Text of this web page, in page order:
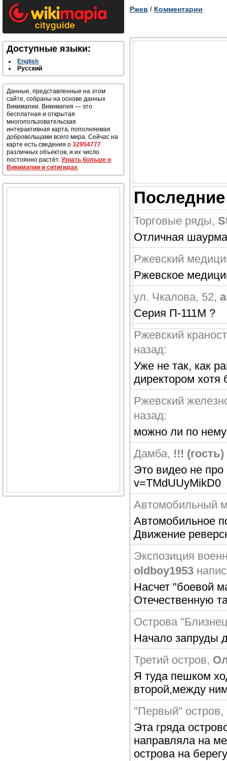
Доступные языки:
English
Русский
Данные, представленные на этом
сайте, собраны на основе данных
Викимапии. Викимапия — это
бесплатная и открытая
многопользовательская
интерактивная карта, пополняемая
добровольцами всего мира. Сейчас на
карте есть сведения о32954777
различных объектов, и их число
постоянно растёт.Узнать больше о
Викимапии и ситигидах.
Ржев / Комментарии
Торговые ряды,
Отличная
Ржевский
Ржевское
ул. Чкалова, 52,
Серия П-111М ?
Ржевский
назад:
Уже не так, как
директором хотя
Ржевский
назад:
можно ли по
Дамба, !!! (гость)
Это видео не
v=TMdUUyMikD0
Автомобильный
Автомобильное
Движение
Экспозиция
oldboy1953
Насчет "боевой
Отечественную
Острова
Начало запруды
Третий остров,
Я туда пешком
второй,между
"Первый" остров,
Эта гряда
направляла на
острова на